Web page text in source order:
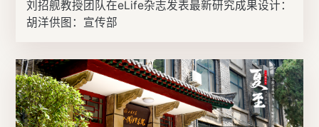
刘招舰教授团队在eLife杂志发表最新研究成果设计：
胡洋供图：宣传部